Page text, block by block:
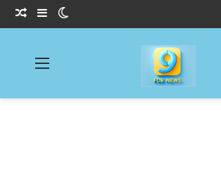
Willekeurig Artikel
Sidebar